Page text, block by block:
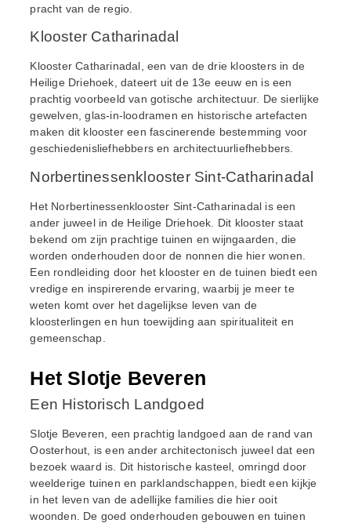
pracht van de regio.
Klooster Catharinadal
Klooster Catharinadal, een van de drie kloosters in de
Heilige Driehoek, dateert uit de 13e eeuw en is een
prachtig voorbeeld van gotische architectuur. De sierlijke
gewelven, glas-in-loodramen en historische artefacten
maken dit klooster een fascinerende bestemming voor
geschiedenisliefhebbers en architectuurliefhebbers.
Norbertinessenklooster Sint-Catharinadal
Het Norbertinessenklooster Sint-Catharinadal is een
ander juweel in de Heilige Driehoek. Dit klooster staat
bekend om zijn prachtige tuinen en wijngaarden, die
worden onderhouden door de nonnen die hier wonen.
Een rondleiding door het klooster en de tuinen biedt een
vredige en inspirerende ervaring, waarbij je meer te
weten komt over het dagelijkse leven van de
kloosterlingen en hun toewijding aan spiritualiteit en
gemeenschap.
Het Slotje Beveren
Een Historisch Landgoed
Slotje Beveren, een prachtig landgoed aan de rand van
Oosterhout, is een ander architectonisch juweel dat een
bezoek waard is. Dit historische kasteel, omringd door
weelderige tuinen en parklandschappen, biedt een kijkje
in het leven van de adellijke families die hier ooit
woonden. De goed onderhouden gebouwen en tuinen